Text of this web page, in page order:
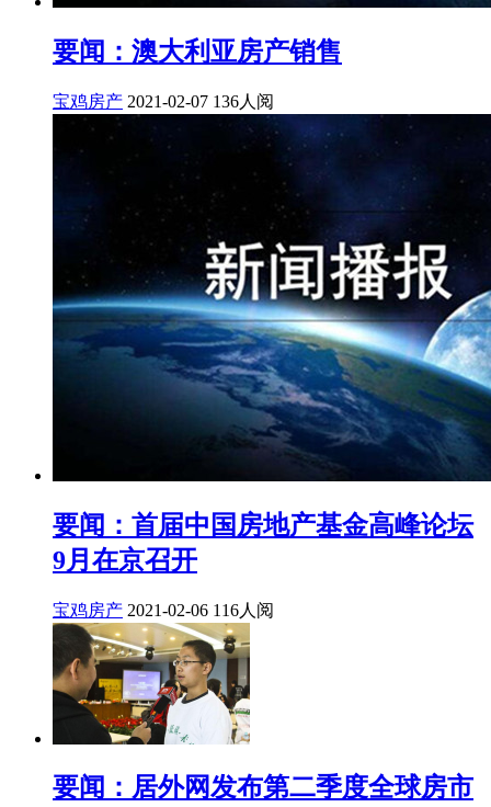
要闻：澳大利亚房产销售
宝鸡房产 2021-02-07 136人阅
要闻：首届中国房地产基金高峰论坛
9月在京召开
宝鸡房产 2021-02-06 116人阅
要闻：居外网发布第二季度全球房市